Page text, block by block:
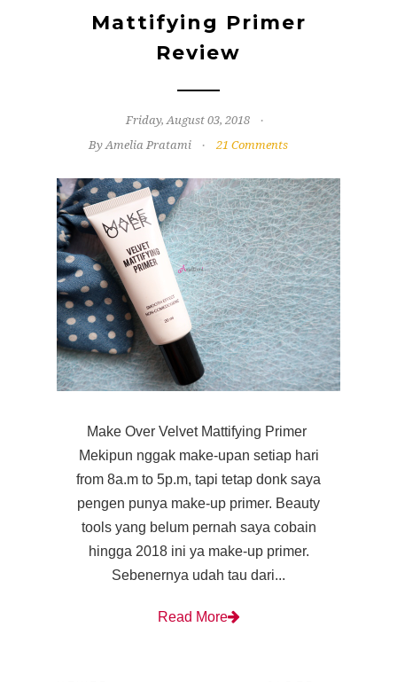
Mattifying Primer
Review
Friday, August 03, 2018
By Amelia Pratami
21 Comments
Make Over Velvet Mattifying Primer
Mekipun nggak make-upan setiap hari
from 8a.m to 5p.m, tapi tetap donk saya
pengen punya make-up primer. Beauty
tools yang belum pernah saya cobain
hingga 2018 ini ya make-up primer.
Sebenernya udah tau dari...
Read More